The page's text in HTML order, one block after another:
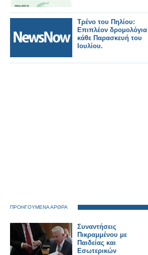
Τρένο του Πηλίου:
Επιπλέον δρομολόγια
κάθε Παρασκευή του
Ιουλίου.
ΠΡΟΗΓΟΥΜΕΝΑ ΑΡΘΡΑ
Συναντήσεις
Πικραμμένου με
Παιδείας και
Εσωτερικών